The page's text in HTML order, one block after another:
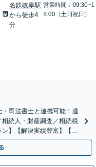
名鉄岐阜駅
から徒歩4
分
営業時間：09:30~1
8:00（土日祝日）
・司法書士と連携可能！遺
続人・財産調査／相続税
】【解決実績豊富】【電